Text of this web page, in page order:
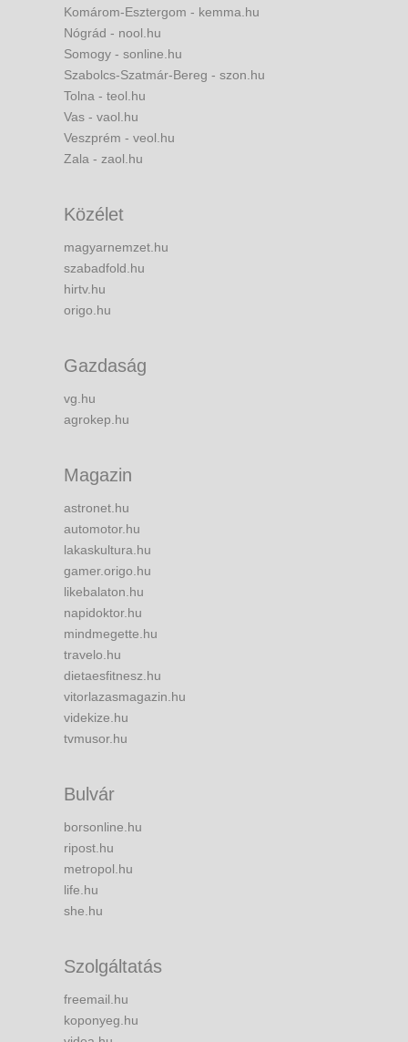
Komárom-Esztergom - kemma.hu
Nógrád - nool.hu
Somogy - sonline.hu
Szabolcs-Szatmár-Bereg - szon.hu
Tolna - teol.hu
Vas - vaol.hu
Veszprém - veol.hu
Zala - zaol.hu
Közélet
magyarnemzet.hu
szabadfold.hu
hirtv.hu
origo.hu
Gazdaság
vg.hu
agrokep.hu
Magazin
astronet.hu
automotor.hu
lakaskultura.hu
gamer.origo.hu
likebalaton.hu
napidoktor.hu
mindmegette.hu
travelo.hu
dietaesfitnesz.hu
vitorlazasmagazin.hu
videkize.hu
tvmusor.hu
Bulvár
borsonline.hu
ripost.hu
metropol.hu
life.hu
she.hu
Szolgáltatás
freemail.hu
koponyeg.hu